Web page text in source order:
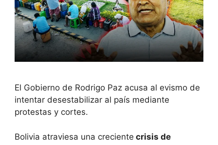
El Gobierno de Rodrigo Paz acusa al evismo de
intentar desestabilizar al país mediante
protestas y cortes.
Bolivia atraviesa una creciente crisis de